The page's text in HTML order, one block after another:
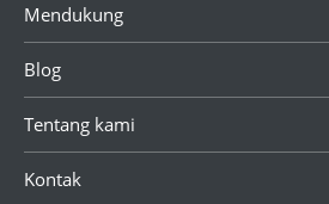
Mendukung
Blog
Tentang kami
Kontak